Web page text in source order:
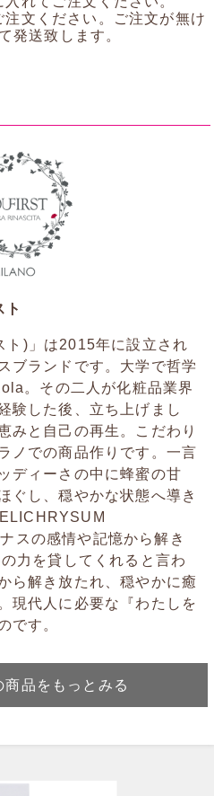
文ください。ご注文が無け
発送致します。
)」は2015年に設立され
ブランドです。大学で哲学
。その二人が化粧品業界
験した後、立ち上げまし
みと自己の再生。こだわり
ノでの商品作りです。一言
ディーさの中に蜂蜜の甘
ぐし、穏やかな状態へ導き
スの感情や記憶から解き
力を貸してくれると言わ
ら解き放たれ、穏やかに癒
現代人に必要な『わたしを
です。
商品をもっとみる